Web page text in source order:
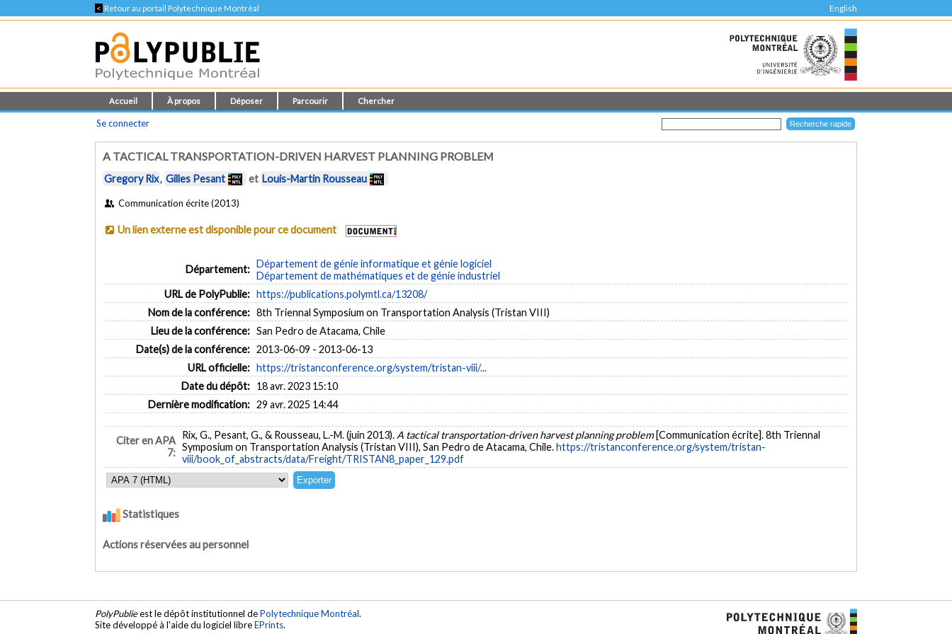
< Retour au portail Polytechnique Montréal English
Accueil À propos Déposer Parcourir Chercher
Se connecter
A TACTICAL TRANSPORTATION-DRIVEN HARVEST PLANNING PROBLEM
Gregory Rix, Gilles Pesant et Louis-Martin Rousseau
Communication écrite (2013)
Un lien externe est disponible pour ce document
Département: Département de génie informatique et génie logiciel
Département de mathématiques et de génie industriel
URL de PolyPublie: https://publications.polymtl.ca/13208/
Nom de la conférence: 8th Triennal Symposium on Transportation Analysis (Tristan VIII)
Lieu de la conférence: San Pedro de Atacama, Chile
Date(s) de la conférence: 2013-06-09 - 2013-06-13
URL officielle: https://tristanconference.org/system/tristan-viii/...
Date du dépôt: 18 avr. 2023 15:10
Dernière modification: 29 avr. 2025 14:44
Citer en APA
7:
Rix, G., Pesant, G., & Rousseau, L.-M. (juin 2013). A tactical transportation-driven harvest planning problem [Communication écrite]. 8th Triennal
Symposium on Transportation Analysis (Tristan VIII), San Pedro de Atacama, Chile.https://tristanconference.org/system/tristan-
viii/book_of_abstracts/data/Freight/TRISTAN8_paper_129.pdf
Statistiques
Actions réservées au personnel
PolyPublieest le dépôt institutionnel dePolytechnique Montréal.
Site développé à l'aide du logiciel libreEPrints.